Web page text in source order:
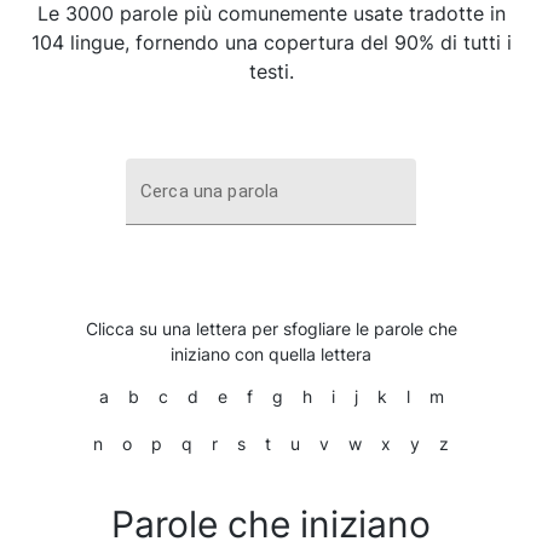
Le 3000 parole più comunemente usate tradotte in
104 lingue, fornendo una copertura del 90% di tutti i
testi.
Cerca una parola
Clicca su una lettera per sfogliare le parole che
iniziano con quella lettera
a b c d e f g h i j k l m
n o p q r s t u v w x y z
Parole che iniziano